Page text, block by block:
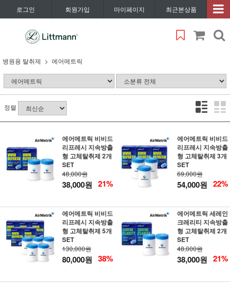
로그인 회원가입 마이페이지 최근본상품
병원용 탈취제 에어메트릭
정렬
에어메트릭 비비드
리프레시 지속방출
형 고체탈취제 2개
SET
48,000원
38,000원 21%
에어메트릭 비비드
리프레시 지속방출
형 고체탈취제 3개
SET
69,000원
54,000원 22%
에어메트릭 비비드
리프레시 지속방출
형 고체탈취제 5개
SET
130,000원
80,000원 38%
에어메트릭 세레인
크레리티 지속방출
형 고체탈취제 2개
SET
48,000원
38,000원 21%